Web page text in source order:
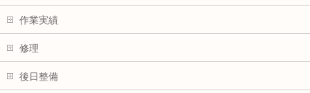
作業実績
修理
後日整備